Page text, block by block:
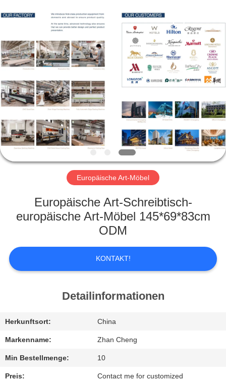
ZU
HAUSE
PRODUKTE
VIDEOS
VR-
ÜBER
WERKSBESICHTIGUNG
QUALITÄTSKONTROLLE
BITTE
UM
EIN
ANGEBOT
ZENCO.
All
Europäische Art-Möbel
Europäische Art-Schreibtisch-
europäische Art-Möbel 145*69*83cm
ODM
KONTAKT!
Detailinformationen
Herkunftsort: China
Markenname: Zhan Cheng
Min Bestellmenge: 10
Preis: Contact me for customized